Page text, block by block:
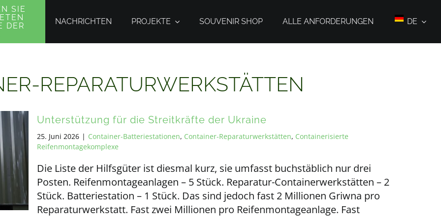
SIE
DER
NACHRICHTEN PROJEKTE SOUVENIR SHOP ALLE ANFORDERUNGEN DE
REPARATURWERKSTÄTTEN
Unterstützung für die Streitkräfte der Ukraine
25. Juni 2026 | Container-Batteriestationen, Container-Reparaturwerkstätten, Containerisierte
Reifenmontagekomplexe
Die Liste der Hilfsgüter ist diesmal kurz, sie umfasst buchstäblich nur drei
Posten. Reifenmontageanlagen – 5 Stück. Reparatur-Containerwerkstätten – 2
Stück. Batteriestation – 1 Stück. Das sind jedoch fast 2 Millionen Griwna pro
Reparaturwerkstatt. Fast zwei Millionen pro Reifenmontageanlage. Fast